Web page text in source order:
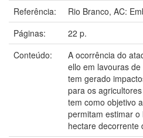
Referência:
Rio Branco, AC:
Páginas:
22 p.
Conteúdo:
A ocorrência do
ello em lavouras
tem gerado
para os
tem como objetivo
permitam estimar
hectare decorrente